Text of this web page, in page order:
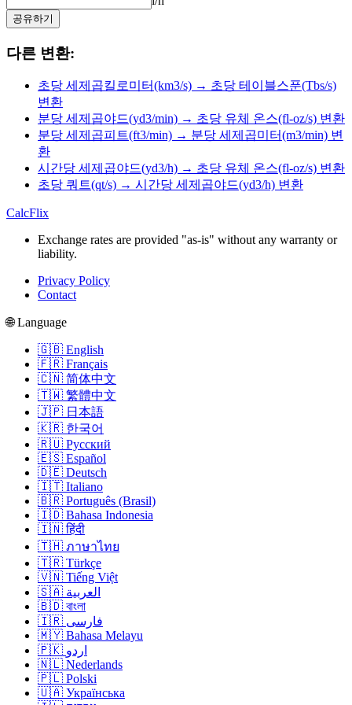
공유하기
다른 변환:
초당 세제곱킬로미터(km3/s) → 초당 테이블스푼(Tbs/s)
변환
분당 세제곱야드(yd3/min) → 초당 유체 온스(fl-oz/s) 변환
분당 세제곱피트(ft3/min) → 분당 세제곱미터(m3/min) 변
환
시간당 세제곱야드(yd3/h) → 초당 유체 온스(fl-oz/s) 변환
초당 쿼트(qt/s) → 시간당 세제곱야드(yd3/h) 변환
CalcFlix
Exchange rates are provided "as-is" without any warranty or
liability.
Privacy Policy
Contact
🌐 Language
🇬🇧 English
🇫🇷 Français
🇨🇳 简体中文
🇹🇼 繁體中文
🇯🇵 日本語
🇰🇷 한국어
🇷🇺 Русский
🇪🇸 Español
🇩🇪 Deutsch
🇮🇹 Italiano
🇧🇷 Português (Brasil)
🇮🇩 Bahasa Indonesia
🇮🇳 हिंदी
🇹🇭 ภาษาไทย
🇹🇷 Türkçe
🇻🇳 Tiếng Việt
🇸🇦 العربية
🇧🇩 বাংলা
🇮🇷 فارسی
🇲🇾 Bahasa Melayu
🇵🇰 اردو
🇳🇱 Nederlands
🇵🇱 Polski
🇺🇦 Українська